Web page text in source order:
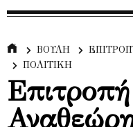
ΒΟΥΛΗ
ΠΟΛΙΤΙΚΗ
Επιτροπή